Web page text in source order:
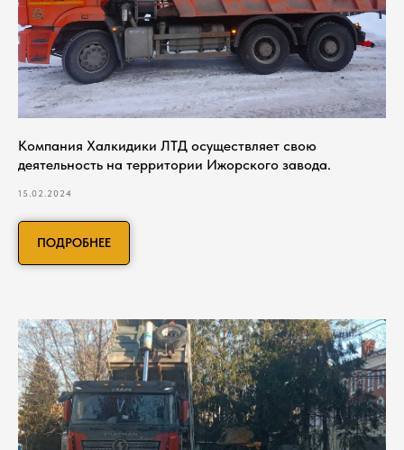
Компания Халкидики ЛТД осуществляет свою
деятельность на территории Ижорского завода.
15.02.2024
ПОДРОБНЕЕ